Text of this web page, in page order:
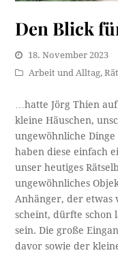
Den Blick
18. November 2023
Arbeit und Alltag,
…hatte Jörg Thien
kleine Häuschen,
ungewöhnliche
haben diese einfach
unser heutiges
ungewöhnliches
Anhänger, der etwas
scheint, dürfte schon
sein. Die große
davor sowie der